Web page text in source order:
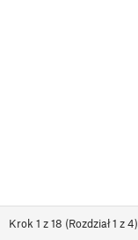
Krok 1 z18 (Rozdział1 z4)